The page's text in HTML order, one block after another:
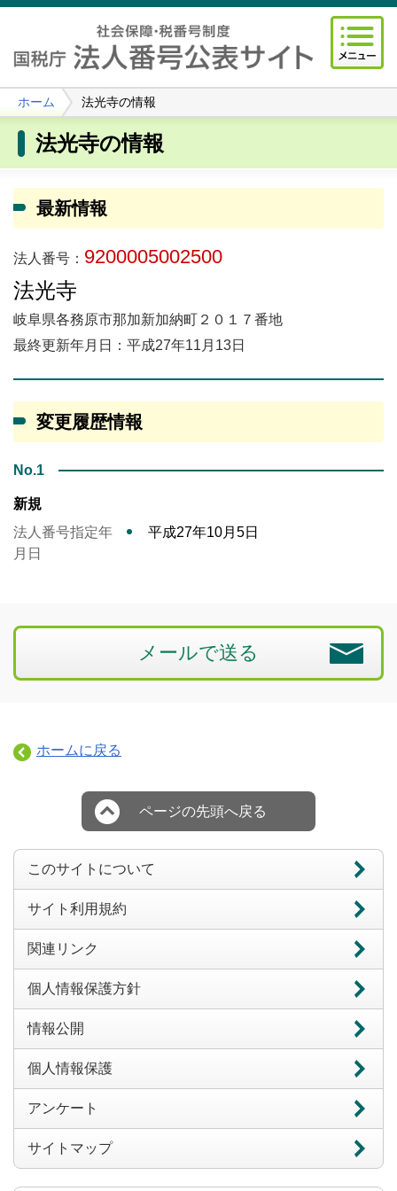
ホーム 法光寺の情報
法光寺の情報
最新情報
法人番号： 9200005002500
法光寺
岐阜県各務原市那加新加納町２０１７番地
最終更新年月日：平成27年11月13日
変更履歴情報
No.1
新規
法人番号指定年
月日
平成27年10月5日
メールで送る
ホームに戻る
ページの先頭へ戻る
このサイトについて
サイト利用規約
関連リンク
個人情報保護方針
情報公開
個人情報保護
アンケート
サイトマップ